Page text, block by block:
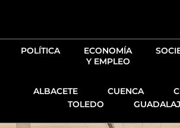
POLÍTICA
ECONOMÍA
Y EMPLEO
ALBACETE CUENCA
TOLEDO